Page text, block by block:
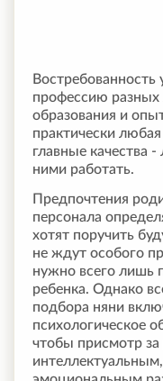
Востребованность
профессию разных
образования и
практически
главные качества
ними работать.
Предпочтения
персонала
хотят поручить
не ждут особого
нужно всего лишь
ребенка. Однако
подбора няни
психологическое
чтобы присмотр